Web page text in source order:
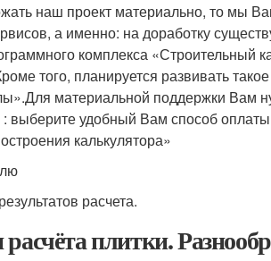
наш проект материально, то мы
а именно: на доработку
комплекса «Строительный
того, планируется развивать
материальной поддержки Вам
выберите удобный Вам способ
калькулятора»
расчета.
плитки.